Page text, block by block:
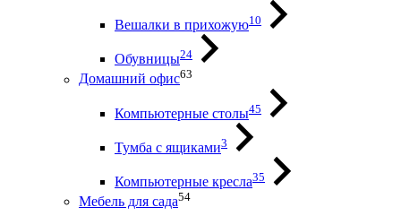
Вешалки в прихожую10
Обувницы24
Домашний офис63
Компьютерные столы45
Тумба с ящиками3
Компьютерные кресла35
Мебель для сада54